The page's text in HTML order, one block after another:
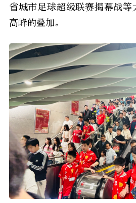
省城市足球超级联赛揭幕战
高峰的叠加。